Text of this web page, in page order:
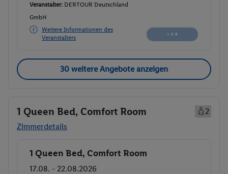
Veranstalter: DERTOUR Deutschland
GmbH
Weitere Informationen des
Veranstalters
30 weitere Angebote anzeigen
1 Queen Bed, Comfort Room
2
Zimmerdetails
Buchen
1 Queen Bed, Comfort Room
17.08. - 22.08.2026